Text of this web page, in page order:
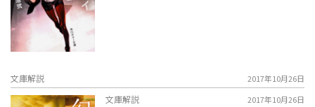
文庫解説 2017年10月26日
文庫解説 2017年10月26日